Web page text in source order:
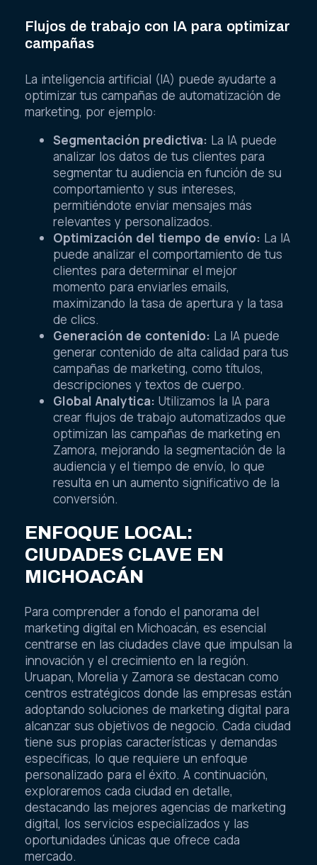
Flujos de trabajo con IA para optimizar
campañas
La inteligencia artificial (IA) puede ayudarte a
optimizar tus campañas de automatización de
marketing, por ejemplo:
Segmentación predictiva: La IA puede
analizar los datos de tus clientes para
segmentar tu audiencia en función de su
comportamiento y sus intereses,
permitiéndote enviar mensajes más
relevantes y personalizados.
Optimización del tiempo de envío: La IA
puede analizar el comportamiento de tus
clientes para determinar el mejor
momento para enviarles emails,
maximizando la tasa de apertura y la tasa
de clics.
Generación de contenido: La IA puede
generar contenido de alta calidad para tus
campañas de marketing, como títulos,
descripciones y textos de cuerpo.
Global Analytica: Utilizamos la IA para
crear flujos de trabajo automatizados que
optimizan las campañas de marketing en
Zamora, mejorando la segmentación de la
audiencia y el tiempo de envío, lo que
resulta en un aumento significativo de la
conversión.
ENFOQUE LOCAL:
CIUDADES CLAVE EN
MICHOACÁN
Para comprender a fondo el panorama del
marketing digital en Michoacán, es esencial
centrarse en las ciudades clave que impulsan la
innovación y el crecimiento en la región.
Uruapan, Morelia y Zamora se destacan como
centros estratégicos donde las empresas están
adoptando soluciones de marketing digital para
alcanzar sus objetivos de negocio. Cada ciudad
tiene sus propias características y demandas
específicas, lo que requiere un enfoque
personalizado para el éxito. A continuación,
exploraremos cada ciudad en detalle,
destacando las mejores agencias de marketing
digital, los servicios especializados y las
oportunidades únicas que ofrece cada
mercado.